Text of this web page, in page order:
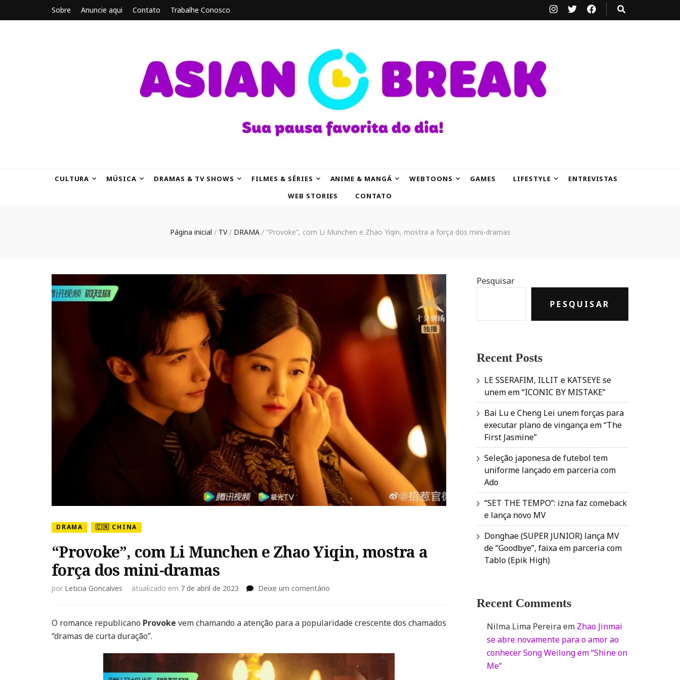
Sobre Anuncie aqui Contato Trabalhe Conosco
CULTURA MÚSICA DRAMAS & TV SHOWS FILMES & SÉRIES ANIME & MANGÁ WEBTOONS GAMES LIFESTYLE
ENTREVISTAS
WEB STORIES
CONTATO
Página inicial / TV/ DRAMA / “Provoke”, com Li Munchen e Zhao Yiqin, mostra a força dos mini-dramas
DRAMA 🇨🇳 CHINA
“Provoke”, com Li Munchen e Zhao Yiqin, mostra a
força dos mini-dramas
por Leticia Goncalves atualizado em 7 de abril de 2023 Deixe um comentário
Li
Zhao
O romance republicano Provoke vem chamando a atenção para a popularidade crescente dos chamados
“dramas de curta duração”.
Pesquisar
PESQUISAR
Recent Posts
LE SSERAFIM, ILLIT e KATSEYE se
unem em “ICONIC BY MISTAKE”
Bai Lu e Cheng Lei unem forças para
executar plano de vingança em “The
First Jasmine”
Seleção japonesa de futebol tem
uniforme lançado em parceria com
Ado
“SET THE TEMPO”: izna faz comeback
e lança novo MV
Donghae (SUPER JUNIOR) lança MV
de “Goodbye”, faixa em parceria com
Tablo (Epik High)
Recent Comments
Nilma Lima Pereiraem Zhao Jinmai
se abre novamente para o amor ao
conhecer Song Weilong em “Shine on
Me”